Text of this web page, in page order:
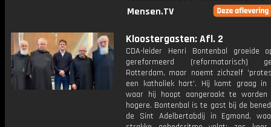
Mensen.TV
Kloostergasten: Afl. 2
CDA-leider Henri Bontenbal groeide
gereformeerd (reformatorisch)
Rotterdam, maar noemt zichzelf
een katholiek hart'. Hij komt graag in
waar hij hoopt aangeraakt te
hogere. Bontenbal is te gast bij de
de Sint Adelbertabdij in Egmond,